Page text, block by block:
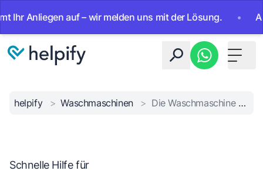
auf – wir melden uns mit der Lösung. • Ab
Toggle
helpify > Waschmaschinen > Die Waschmaschine zieht Wasser und pumpt sofort ab: Was nun?
Schnelle Hilfe für